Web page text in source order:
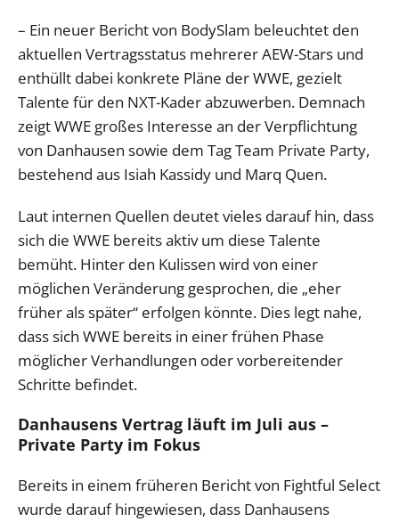
– Ein neuer Bericht von BodySlam beleuchtet den
aktuellen Vertragsstatus mehrerer AEW-Stars und
enthüllt dabei konkrete Pläne der WWE, gezielt
Talente für den NXT-Kader abzuwerben. Demnach
zeigt WWE großes Interesse an der Verpflichtung
von Danhausen sowie dem Tag Team Private Party,
bestehend aus Isiah Kassidy und Marq Quen.
Laut internen Quellen deutet vieles darauf hin, dass
sich die WWE bereits aktiv um diese Talente
bemüht. Hinter den Kulissen wird von einer
möglichen Veränderung gesprochen, die „eher
früher als später“ erfolgen könnte. Dies legt nahe,
dass sich WWE bereits in einer frühen Phase
möglicher Verhandlungen oder vorbereitender
Schritte befindet.
Danhausens Vertrag läuft im Juli aus –
Private Party im Fokus
Bereits in einem früheren Bericht von Fightful Select
wurde darauf hingewiesen, dass Danhausens